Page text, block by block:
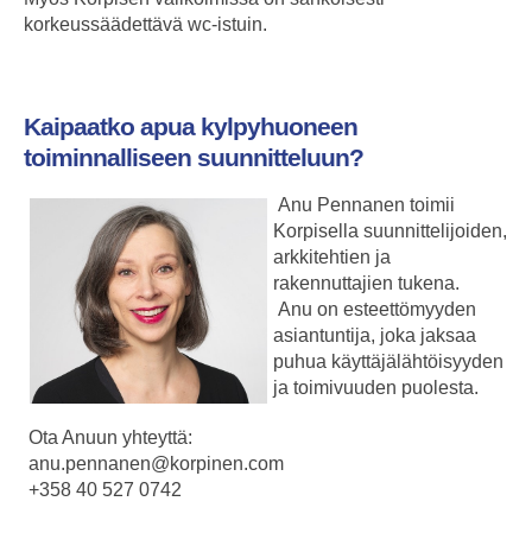
korkeussäädettävä wc-istuin.
Kaipaatko apua kylpyhuoneen
toiminnalliseen suunnitteluun?
Anu Pennanen toimii
Korpisella suunnittelijoiden,
arkkitehtien ja
rakennuttajien tukena.
Anu on esteettömyyden
asiantuntija, joka jaksaa
puhua käyttäjälähtöisyyden
ja toimivuuden puolesta.
Ota Anuun yhteyttä:
anu.pennanen@korpinen.com
+358 40 527 0742